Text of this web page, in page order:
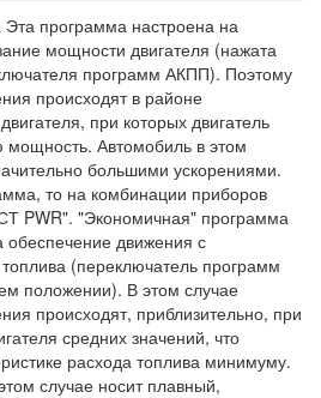
программа настроена на
мощности двигателя (нажата
программ АКПП). Поэтому
происходят в районе
при которых двигатель
мощность. Автомобиль в этом
большими ускорениями.
то на комбинации приборов
PWR". "Экономичная" программа
движения с
(переключатель программ
положении). В этом случае
происходят, приблизительно, при
средних значений, что
расхода топлива минимуму.
случае носит плавный,